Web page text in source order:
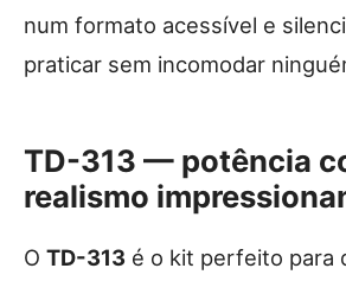
num formato acessível e
praticar sem incomodar
TD-313 — potência
realismo
O TD-313 é o kit perfeito para